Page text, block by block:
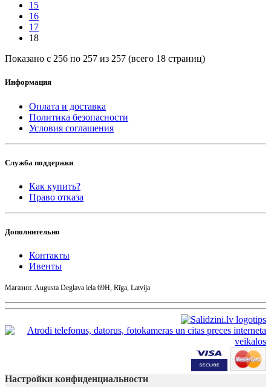
15
16
17
18
Показано с 256 по 257 из 257 (всего 18 страниц)
Информация
Оплата и доставка
Политика безопасности
Условия соглашения
Служба поддержки
Как купить?
Право отказа
Дополнительно
Контакты
Ивенты
Магазин: Augusta Deglava iela 69H, Rīga, Latvija
Настройки конфиденциальности